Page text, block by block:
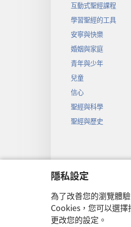
隱私設定
為了改善您的瀏覽體
Cookies，您可以選
更改您的設定。
互動式聖經課程
學習聖經的工具
安寧與快樂
婚姻與家庭
青年與少年
兒童
信心
聖經與科學
聖經與歷史